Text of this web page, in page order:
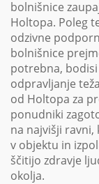
bolnišnice
Holtopa. Poleg
odzivne
bolnišnice
potrebna, bodisi
odpravljanje
od Holtopa za
ponudniki
na najvišji
v objektu in
ščitijo zdravje
okolja.